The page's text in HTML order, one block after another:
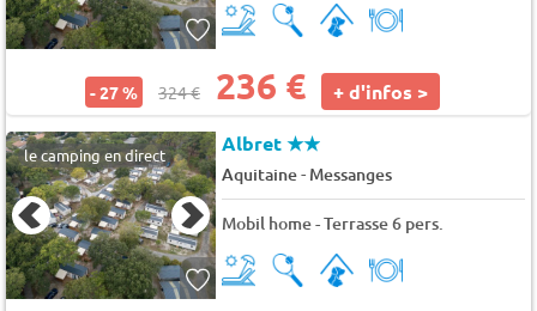
- 27 % 324 € 236 € + d'infos >
le camping en direct Albret★★
Aquitaine- Messanges
Mobil home - Terrasse 6 pers.